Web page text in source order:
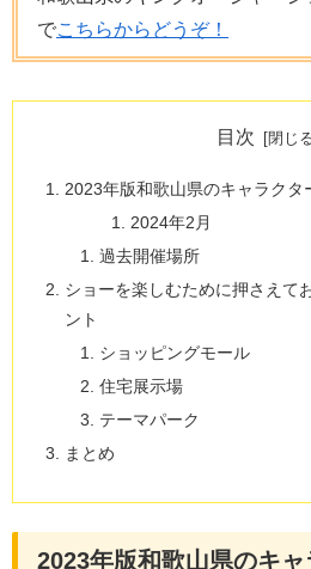
でこちらからどうぞ！
目次
2023年版和歌山県のキャラクタ
2024年2月
過去開催場所
ショーを楽しむために押さえて
ント
ショッピングモール
住宅展示場
テーマパーク
まとめ
2023年版和歌山県のキ